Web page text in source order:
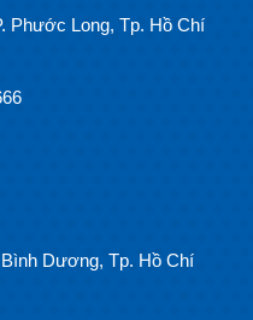
Phước Long, Tp. Hồ Chí
Dương, Tp. Hồ Chí